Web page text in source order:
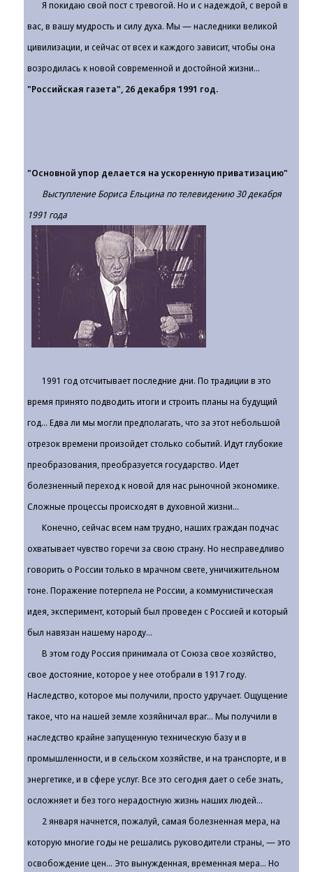
Я покидаю свой пост с тревогой. Но и с надеждой, с верой в
вас, в вашу мудрость и силу духа. Мы — наследники великой
цивилизации, и сейчас от всех и каждого зависит, чтобы она
возродилась к новой современной и достойной жизни...
"Российская газета", 26 декабря 1991 год.
"Основной упор делается на ускоренную приватизацию"
Выступление Бориса Ельцина по телевидению 30 декабря
1991 года
1991 год отсчитывает последние дни. По традиции в это
время принято подводить итоги и строить планы на будущий
год... Едва ли мы могли предполагать, что за этот небольшой
отрезок времени произойдет столько событий. Идут глубокие
преобразования, преобразуется государство. Идет
болезненный переход к новой для нас рыночной экономике.
Сложные процессы происходят в духовной жизни...
Конечно, сейчас всем нам трудно, наших граждан подчас
охватывает чувство горечи за свою страну. Но несправедливо
говорить о России только в мрачном свете, уничижительном
тоне. Поражение потерпела не России, а коммунистическая
идея, эксперимент, который был проведен с Россией и который
был навязан нашему народу...
В этом году Россия принимала от Союза свое хозяйство,
свое достояние, которое у нее отобрали в 1917 году.
Наследство, которое мы получили, просто удручает. Ощущение
такое, что на нашей земле хозяйничал враг... Мы получили в
наследство крайне запущенную техническую базу и в
промышленности, и в сельском хозяйстве, и на транспорте, и в
энергетике, и в сфере услуг. Все это сегодня дает о себе знать,
осложняет и без того нерадостную жизнь наших людей...
2 января начнется, пожалуй, самая болезненная мера, на
которую многие годы не решались руководители страны, — это
освобождение цен... Это вынужденная, временная мера... Но